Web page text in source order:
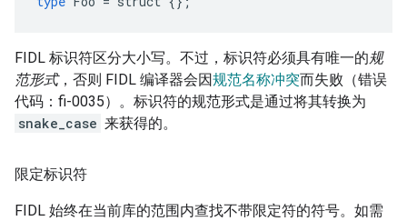
FIDL 标识符区分大小写。不过，标识符必须具有唯一的规
范形式，否则 FIDL 编译器会因规范名称冲突而失败（错误
代码：fi-0035）。标识符的规范形式是通过将其转换为
snake_case 来获得的。
限定标识符
FIDL 始终在当前库的范围内查找不带限定符的符号。如需